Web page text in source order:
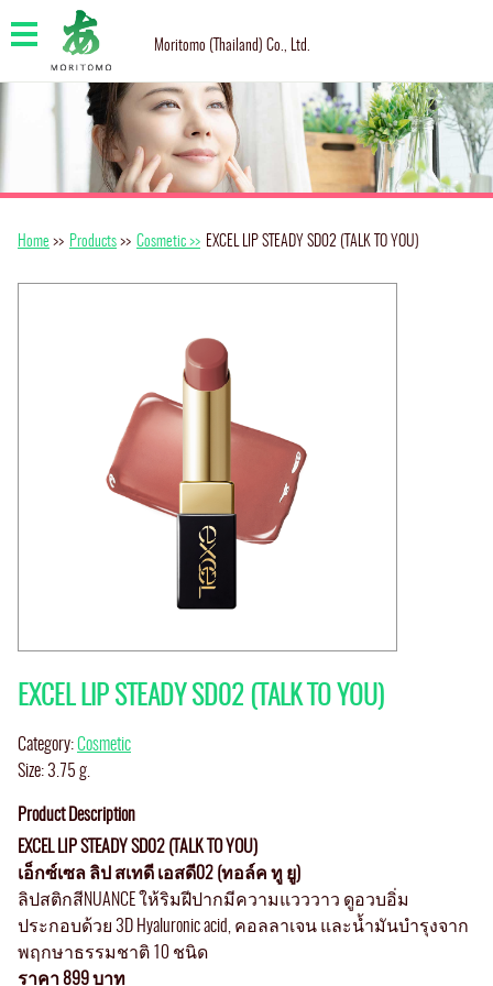
Moritomo (Thailand) Co., Ltd.
Home >> Products >> Cosmetic >> EXCEL LIP STEADY SD02 (TALK TO YOU)
EXCEL LIP STEADY SD02 (TALK TO YOU)
Category:Cosmetic
Size: 3.75 g.
Product Description
EXCEL LIP STEADY SD02 (TALK TO YOU)
เอ็กซ์เซล ลิป สเทดี เอสดี02 (ทอล์ค ทู ยู)
ลิปสติกสีNUANCE ให้ริมฝีปากมีความแวววาว ดูอวบอิ่ม
ประกอบด้วย 3D Hyaluronic acid, คอลลาเจน และน้ำมันบำรุงจาก
พฤกษาธรรมชาติ 10 ชนิด
ราคา 899 บาท